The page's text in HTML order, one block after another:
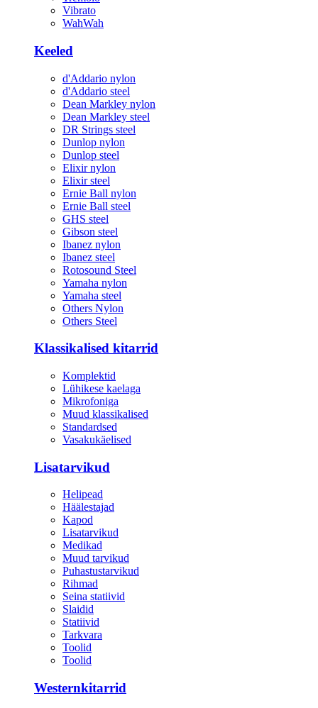
Vibrato
WahWah
Keeled
d'Addario nylon
d'Addario steel
Dean Markley nylon
Dean Markley steel
DR Strings steel
Dunlop nylon
Dunlop steel
Elixir nylon
Elixir steel
Ernie Ball nylon
Ernie Ball steel
GHS steel
Gibson steel
Ibanez nylon
Ibanez steel
Rotosound Steel
Yamaha nylon
Yamaha steel
Others Nylon
Others Steel
Klassikalised kitarrid
Komplektid
Lühikese kaelaga
Mikrofoniga
Muud klassikalised
Standardsed
Vasakukäelised
Lisatarvikud
Helipead
Häälestajad
Kapod
Lisatarvikud
Medikad
Muud tarvikud
Puhastustarvikud
Rihmad
Seina statiivid
Slaidid
Statiivid
Tarkvara
Toolid
Toolid
Westernkitarrid